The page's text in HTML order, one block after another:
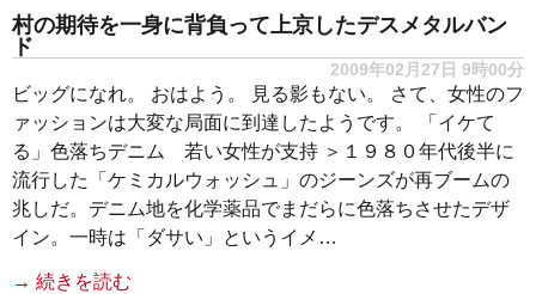
村の期待を一身に背負って上京したデスメタルバン
ド
2009年02月27日 9時00分
ビッグになれ。 おはよう。 見る影もない。 さて、女性のフ
ァッションは大変な局面に到達したようです。 「イケて
る」色落ちデニム 若い女性が支持 ＞１９８０年代後半に
流行した「ケミカルウォッシュ」のジーンズが再ブームの
兆しだ。デニム地を化学薬品でまだらに色落ちさせたデザ
イン。一時は「ダサい」というイメ…
→ 続きを読む